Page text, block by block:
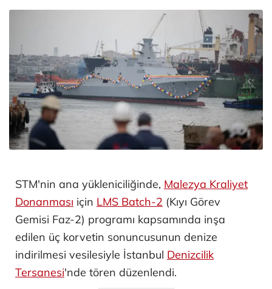
STM'nin ana yükleniciliğinde, Malezya Kraliyet
Donanması için LMS Batch-2 (Kıyı Görev
Gemisi Faz-2) programı kapsamında inşa
edilen üç korvetin sonuncusunun denize
indirilmesi vesilesiyle İstanbul Denizcilik
Tersanesi'nde tören düzenlendi.